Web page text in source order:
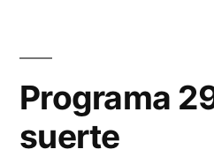
Programa
suerte